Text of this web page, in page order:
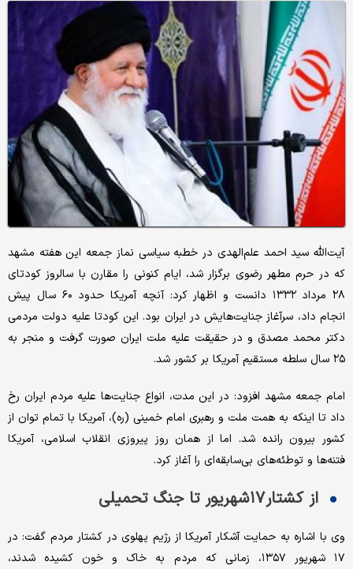
آیت‌الله سید احمد علم‌الهدی در خطبه سیاسی نماز جمعه این هفته مشهد
که در حرم مطهر رضوی برگزار شد، ایام کنونی را مقارن با سالروز کودتای
۲۸ مرداد ۱۳۳۲ دانست و اظهار کرد: آنچه آمریکا حدود ۶۰ سال پیش
انجام داد، سرآغاز جنایت‌هایش در ایران بود. این کودتا علیه دولت مردمی
دکتر محمد مصدق و در حقیقت علیه ملت ایران صورت گرفت و منجر به
۲۵ سال سلطه مستقیم آمریکا بر کشور شد.
امام جمعه مشهد افزود: در این مدت، انواع جنایت‌ها علیه مردم ایران رخ
داد تا اینکه به همت ملت و رهبری امام خمینی (ره)، آمریکا با تمام توان از
کشور بیرون رانده شد. اما از همان روز پیروزی انقلاب اسلامی، آمریکا
فتنه‌ها و توطئه‌های بی‌سابقه‌ای را آغاز کرد.
از کشتار ۱۷ شهریور تا جنگ تحمیلی
وی با اشاره به حمایت آشکار آمریکا از رژیم پهلوی در کشتار مردم گفت: در
۱۷ شهریور ۱۳۵۷، زمانی که مردم به خاک و خون کشیده شدند،